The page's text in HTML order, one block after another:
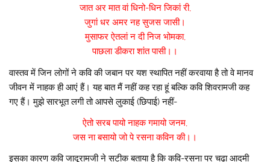
जात अर मात वां धिनो-धिन जिकां री,
जुगां धर अमर नह सुजस जासी।
मुसाफर ऐतलां न दी निज भोमका,
पाछला डीकरा शांत पासी।।
वास्तव में जिन लोगों ने कवि की जबान पर यश स्थापित नहीं करवाया है तो वे मानव
जीवन में नाहक ही आएं हैं। यह बात मैं नहीं कह रहा हूं बल्कि कवि शिवरामजी कह
गए हैं। मुझे सारभूत लगी तो आपसे लुकाई (छिपाई) नहीं-
ऐतो सरब पायो नाहक गमायो जनम,
जस ना बसायो जो पे रसना कविन की।।
इसका कारण कवि जादूरामजी ने सटीक बताया है कि कवि-रसना पर चढ़ा आदमी